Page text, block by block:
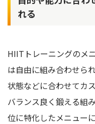
れる
HIITトレーニングのメ
は自由に組み合わせら
状態などに合わせてカ
バランス良く鍛える組
位に特化したメニュー